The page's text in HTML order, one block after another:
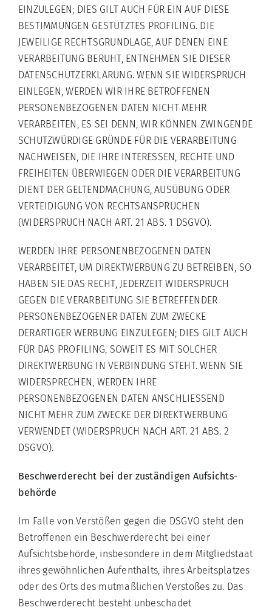
EINZULEGEN; DIES GILT AUCH FÜR EIN AUF DIESE
BESTIMMUNGEN GESTÜTZTES PROFILING. DIE
JEWEILIGE RECHTSGRUNDLAGE, AUF DENEN EINE
VERARBEITUNG BERUHT, ENTNEHMEN SIE DIESER
DATENSCHUTZERKLÄRUNG. WENN SIE WIDERSPRUCH
EINLEGEN, WERDEN WIR IHRE BETROFFENEN
PERSONENBEZOGENEN DATEN NICHT MEHR
VERARBEITEN, ES SEI DENN, WIR KÖNNEN ZWINGENDE
SCHUTZWÜRDIGE GRÜNDE FÜR DIE VERARBEITUNG
NACHWEISEN, DIE IHRE INTERESSEN, RECHTE UND
FREIHEITEN ÜBERWIEGEN ODER DIE VERARBEITUNG
DIENT DER GELTENDMACHUNG, AUSÜBUNG ODER
VERTEIDIGUNG VON RECHTSANSPRÜCHEN
(WIDERSPRUCH NACH ART. 21 ABS. 1 DSGVO).
WERDEN IHRE PERSONENBEZOGENEN DATEN
VERARBEITET, UM DIREKTWERBUNG ZU BETREIBEN, SO
HABEN SIE DAS RECHT, JEDERZEIT WIDERSPRUCH
GEGEN DIE VERARBEITUNG SIE BETREFFENDER
PERSONENBEZOGENER DATEN ZUM ZWECKE
DERARTIGER WERBUNG EINZULEGEN; DIES GILT AUCH
FÜR DAS PROFILING, SOWEIT ES MIT SOLCHER
DIREKTWERBUNG IN VERBINDUNG STEHT. WENN SIE
WIDERSPRECHEN, WERDEN IHRE
PERSONENBEZOGENEN DATEN ANSCHLIESSEND
NICHT MEHR ZUM ZWECKE DER DIREKTWERBUNG
VERWENDET (WIDERSPRUCH NACH ART. 21 ABS. 2
DSGVO).
Beschwerde­recht bei der zuständigen Aufsichts­
behörde
Im Falle von Verstößen gegen die DSGVO steht den
Betroffenen ein Beschwerderecht bei einer
Aufsichtsbehörde, insbesondere in dem Mitgliedstaat
ihres gewöhnlichen Aufenthalts, ihres Arbeitsplatzes
oder des Orts des mutmaßlichen Verstoßes zu. Das
Beschwerderecht besteht unbeschadet